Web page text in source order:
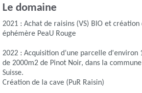
Le domaine
2021 : Achat de raisins (VS) BIO et
éphémère PeaU Rouge
2022 : Acquisition d’une parcelle d'environ
de 2000m2 de Pinot Noir, dans la
Suisse.
Création de la cave (PuR Raisin)